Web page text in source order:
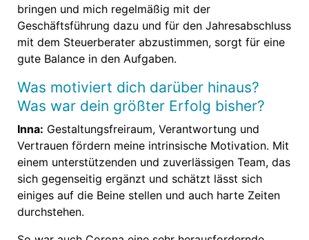
bringen und mich regelmäßig mit der
Geschäftsführung dazu und für den Jahresabschluss
mit dem Steuerberater abzustimmen, sorgt für eine
gute Balance in den Aufgaben.
Was motiviert dich darüber hinaus?
Was war dein größter Erfolg bisher?
Inna: Gestaltungsfreiraum, Verantwortung und
Vertrauen fördern meine intrinsische Motivation. Mit
einem unterstützenden und zuverlässigen Team, das
sich gegenseitig ergänzt und schätzt lässt sich
einiges auf die Beine stellen und auch harte Zeiten
durchstehen.